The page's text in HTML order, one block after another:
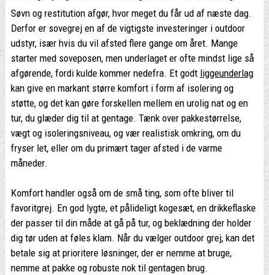
Søvn og restitution afgør, hvor meget du får ud af næste dag.
Derfor er sovegrej en af de vigtigste investeringer i outdoor
udstyr, især hvis du vil afsted flere gange om året. Mange
starter med soveposen, men underlaget er ofte mindst lige så
afgørende, fordi kulde kommer nedefra. Et godt liggeunderlag
kan give en markant større komfort i form af isolering og
støtte, og det kan gøre forskellen mellem en urolig nat og en
tur, du glæder dig til at gentage. Tænk over pakkestørrelse,
vægt og isoleringsniveau, og vær realistisk omkring, om du
fryser let, eller om du primært tager afsted i de varme
måneder.
Komfort handler også om de små ting, som ofte bliver til
favoritgrej. En god lygte, et pålideligt kogesæt, en drikkeflaske
der passer til din måde at gå på tur, og beklædning der holder
dig tør uden at føles klam. Når du vælger outdoor grej, kan det
betale sig at prioritere løsninger, der er nemme at bruge,
nemme at pakke og robuste nok til gentagen brug.